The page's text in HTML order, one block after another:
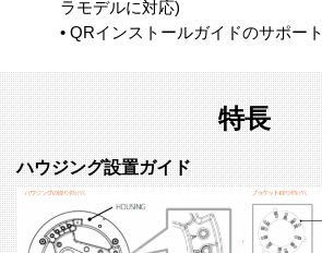
ラモデルに対応)
• QRインストールガイドのサポート
特長
ハウジング設置ガイド